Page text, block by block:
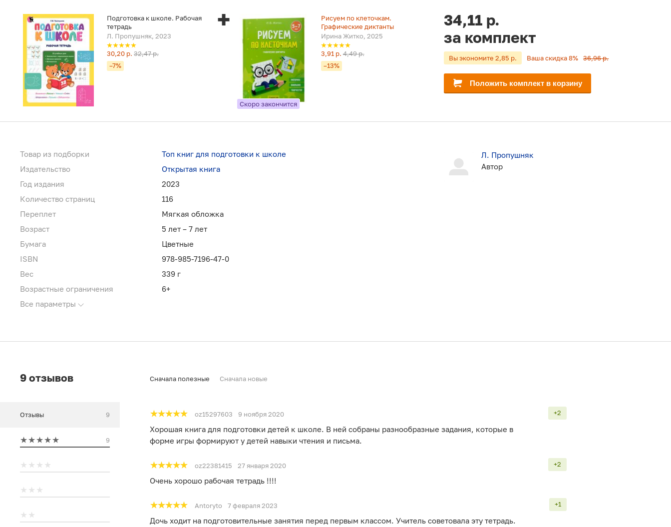
Подготовка к школе. Рабочая
тетрадь
Л. Пропушняк, 2023
30,20 р. 32,47 р.
–7%
Скоро закончится
Рисуем по клеточкам.
Графические диктанты
Ирина Житко, 2025
3,91 р. 4,49 р.
–13%
34,11 р.
за комплект
Вы экономите 2,85 р. Ваша скидка 8% 36,96 р.
Положить комплект в корзину
Товар из подборки
Топ книг для подготовки к школе
Издательство
Открытая книга
Год издания
2023
Количество страниц
116
Переплет
Мягкая обложка
Возраст
5 лет – 7 лет
Бумага
Цветные
ISBN
978-985-7196-47-0
Вес
339 г
Возрастные ограничения
6+
Все параметры
Л. Пропушняк
Автор
9 отзывов Сначала полезные Сначала новые
Отзывы 9
9
oz15297603 9 ноября 2020 +2
Хорошая книга для подготовки детей к школе. В ней собраны разнообразные задания, которые в
форме игры формируют у детей навыки чтения и письма.
oz22381415 27 января 2020 +2
Очень хорошо рабочая тетрадь !!!!
Antoryto 7 февраля 2023 +1
Дочь ходит на подготовительные занятия перед первым классом. Учитель советовала эту тетрадь.